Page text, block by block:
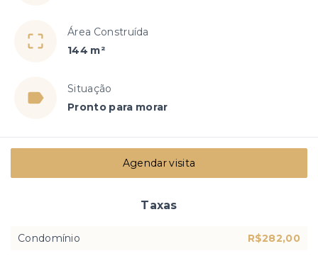
Área Construída
144 m²
Situação
Pronto para morar
Agendar visita
Taxas
Condomínio R$282,00